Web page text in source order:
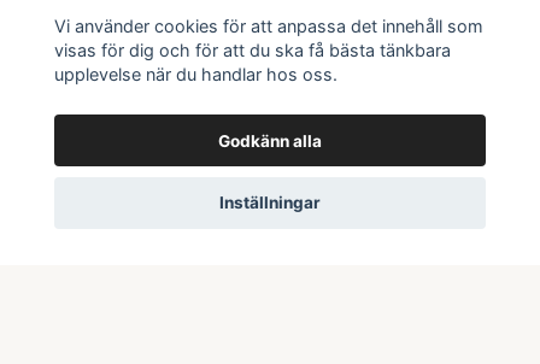
Kontakta oss
Köpvillkor
Prenumerera på vårt nyhetsbrev
Vi använder cookies för att anpassa det innehåll som
visas för dig och för att du ska få bästa tänkbara
upplevelse när du handlar hos oss.
Godkänn alla
Inställningar